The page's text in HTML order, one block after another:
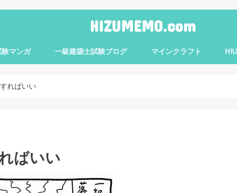
HIZUMEMO.com
験マンガ 一級建築士試験ブログ マインクラフト
ればいい
ばいい